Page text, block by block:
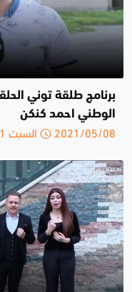
الوطني احمد كنكن
2021/05/08 السبت 10:11 ص